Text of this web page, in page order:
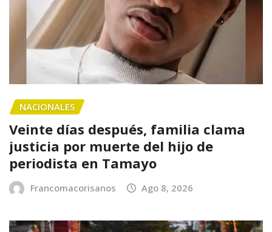
NACIONALES
Veinte días después, familia clama
justicia por muerte del hijo de
periodista en Tamayo
Francomacorisanos Ago 8, 2026